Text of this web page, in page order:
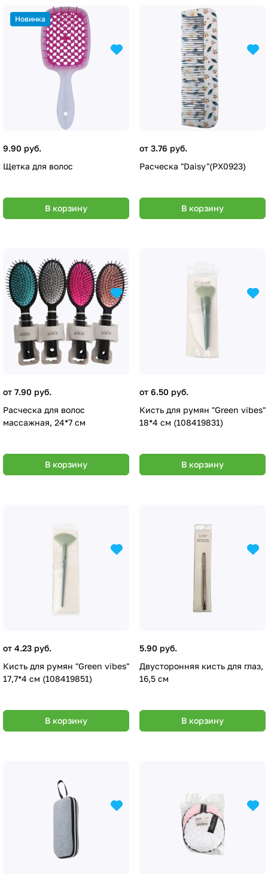
Новинка
9.90 руб.
Щетка для волос
В корзину
от 3.76 руб.
Расческа "Daisy"(PX0923)
В корзину
от 7.90 руб.
Расческа для волос
массажная, 24*7 см
В корзину
от 6.50 руб.
Кисть для румян "Green vibes"
18*4 см (108419831)
В корзину
от 4.23 руб.
Кисть для румян "Green vibes"
17,7*4 см (108419851)
В корзину
5.90 руб.
Двусторонняя кисть для глаз,
16,5 см
В корзину